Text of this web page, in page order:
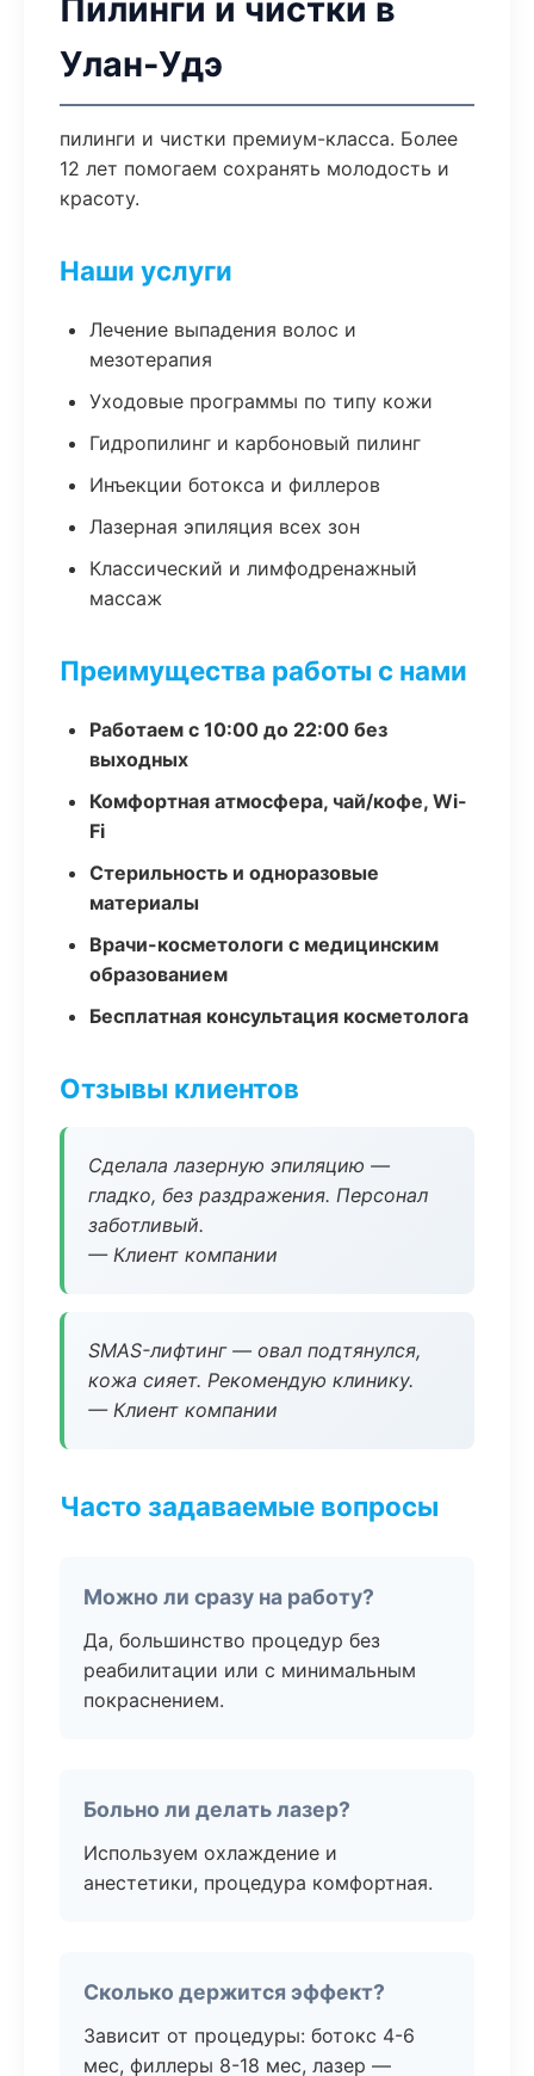
Пилинги и чистки в
Улан-Удэ
пилинги и чистки премиум-класса. Более
12 лет помогаем сохранять молодость и
красоту.
Наши услуги
Лечение выпадения волос и
мезотерапия
Уходовые программы по типу кожи
Гидропилинг и карбоновый пилинг
Инъекции ботокса и филлеров
Лазерная эпиляция всех зон
Классический и лимфодренажный
массаж
Преимущества работы с нами
Работаем с 10:00 до 22:00 без
выходных
Комфортная атмосфера, чай/кофе, Wi-
Fi
Стерильность и одноразовые
материалы
Врачи-косметологи с медицинским
образованием
Бесплатная консультация косметолога
Отзывы клиентов
Сделала лазерную эпиляцию —
гладко, без раздражения. Персонал
заботливый.
— Клиент компании
SMAS-лифтинг — овал подтянулся,
кожа сияет. Рекомендую клинику.
— Клиент компании
Часто задаваемые вопросы
Можно ли сразу на работу?
Да, большинство процедур без
реабилитации или с минимальным
покраснением.
Больно ли делать лазер?
Используем охлаждение и
анестетики, процедура комфортная.
Сколько держится эффект?
Зависит от процедуры: ботокс 4-6
мес, филлеры 8-18 мес, лазер —